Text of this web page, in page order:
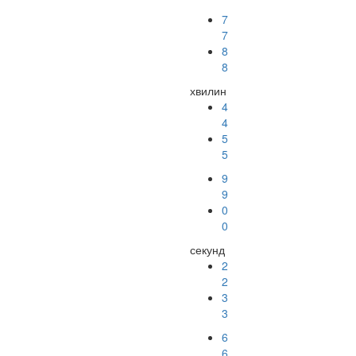
7
7
8
8
хвилин
4
4
5
5
9
9
0
0
секунд
2
2
3
3
5
5